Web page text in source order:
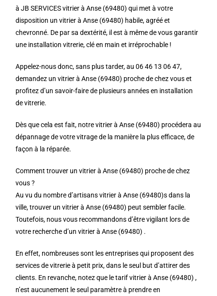
à JB SERVICES vitrier à Anse (69480) qui met à votre
disposition un vitrier à Anse (69480) habile, agréé et
chevronné. De par sa dextérité, il est à même de vous garantir
une installation vitrerie, clé en main et irréprochable !
Appelez-nous donc, sans plus tarder, au 06 46 13 06 47,
demandez un vitrier à Anse (69480) proche de chez vous et
profitez d’un savoir-faire de plusieurs années en installation
de vitrerie.
Dès que cela est fait, notre vitrier à Anse (69480) procédera au
dépannage de votre vitrage de la manière la plus efficace, de
façon à la réparée.
Comment trouver un vitrier à Anse (69480) proche de chez
vous ?
Au vu du nombre d’artisans vitrier à Anse (69480)s dans la
ville, trouver un vitrier à Anse (69480) peut sembler facile.
Toutefois, nous vous recommandons d’être vigilant lors de
votre recherche d’un vitrier à Anse (69480) .
En effet, nombreuses sont les entreprises qui proposent des
services de vitrerie à petit prix, dans le seul but d’attirer des
clients. En revanche, notez que le tarif vitrier à Anse (69480) ,
n’est aucunement le seul paramètre à prendre en